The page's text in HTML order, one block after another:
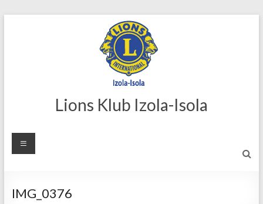
Lions Klub Izola-Isola
IMG_0376